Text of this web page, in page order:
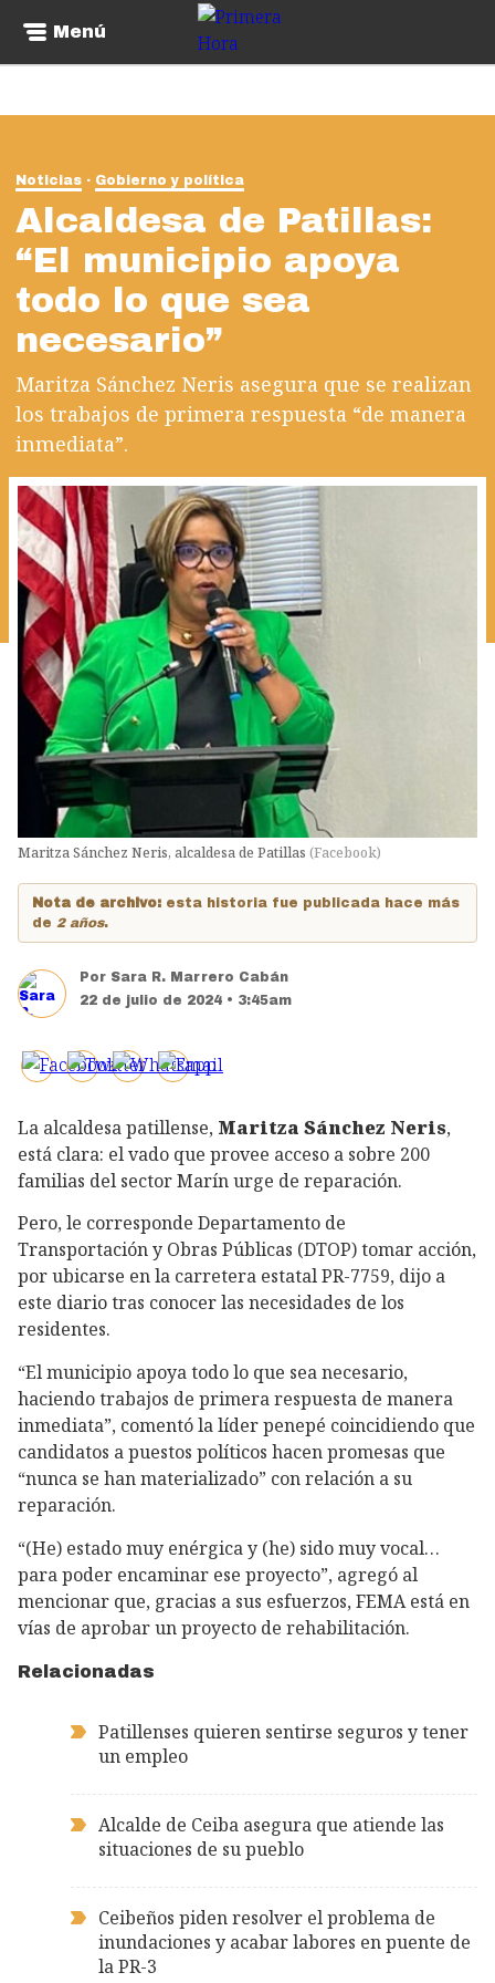
Menú
Noticias Gobierno y política
Alcaldesa de Patillas:
“El municipio apoya
todo lo que sea
necesario”
Maritza Sánchez Neris asegura que se realizan
los trabajos de primera respuesta “de manera
inmediata”.
Maritza Sánchez Neris, alcaldesa de Patillas (Facebook)
Nota de archivo: esta historia fue publicada hace más
de 2 años.
Por Sara R. Marrero Cabán
22 de julio de 2024 • 3:45am
La alcaldesa patillense, Maritza Sánchez Neris,
está clara: el vado que provee acceso a sobre 200
familias del sector Marín urge de reparación.
Pero, le corresponde Departamento de
Transportación y Obras Públicas (DTOP) tomar acción,
por ubicarse en la carretera estatal PR-7759, dijo a
este diario tras conocer las necesidades de los
residentes.
“El municipio apoya todo lo que sea necesario,
haciendo trabajos de primera respuesta de manera
inmediata”, comentó la líder penepé coincidiendo que
candidatos a puestos políticos hacen promesas que
“nunca se han materializado” con relación a su
reparación.
“(He) estado muy enérgica y (he) sido muy vocal…
para poder encaminar ese proyecto”, agregó al
mencionar que, gracias a sus esfuerzos, FEMA está en
vías de aprobar un proyecto de rehabilitación.
Relacionadas
Patillenses quieren sentirse seguros y tener
un empleo
Alcalde de Ceiba asegura que atiende las
situaciones de su pueblo
Ceibeños piden resolver el problema de
inundaciones y acabar labores en puente de
la PR-3